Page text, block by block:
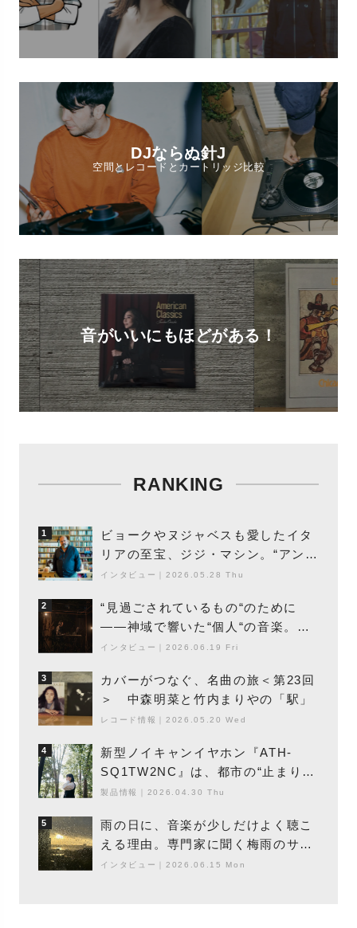
DJならぬ針J
空間とレコードとカートリッジ比較
音がいいにもほどがある！
RANKING
1
ビョークやヌジャベスも愛したイタ
リアの至宝、ジジ・マシン。“アンビ
エントの巨匠”が明かす創作の原点
インタビュー 2026.05.28 Thu
2
“見過ごされているもの“のために
――神域で響いた“個人“の音楽。冥
丁の『赤城 夜神楽』をレポート
インタビュー 2026.06.19 Fri
3
カバーがつなぐ、名曲の旅＜第23回
＞ 中森明菜と竹内まりやの「駅」
レコード情報 2026.05.20 Wed
4
新型ノイキャンイヤホン『ATH-
SQ1TW2NC』は、都市の“止まり
木”になり得るーシンガーソングライ
製品情報 2026.04.30 Thu
5
雨の日に、音楽が少しだけよく聴こ
える理由。専門家に聞く梅雨のサウ
ンドスケープ
インタビュー 2026.06.15 Mon